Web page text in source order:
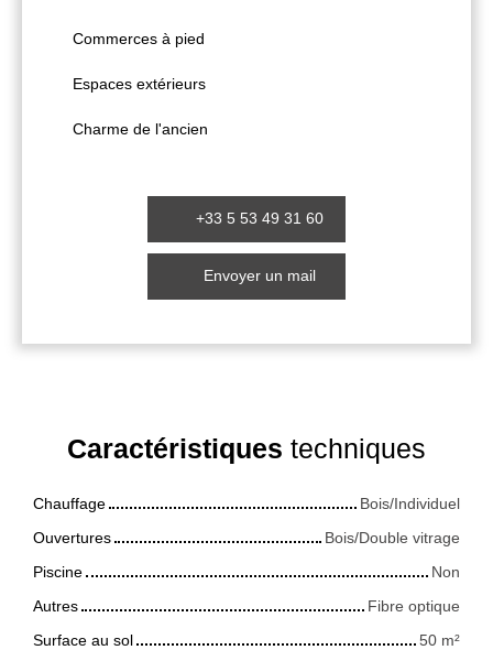
Commerces à pied
Espaces extérieurs
Charme de l'ancien
+33 5 53 49 31 60
Envoyer un mail
Caractéristiques techniques
Chauffage
Bois/Individuel
Ouvertures
Bois/Double vitrage
Piscine
Non
Autres
Fibre optique
Surface au sol
50 m²